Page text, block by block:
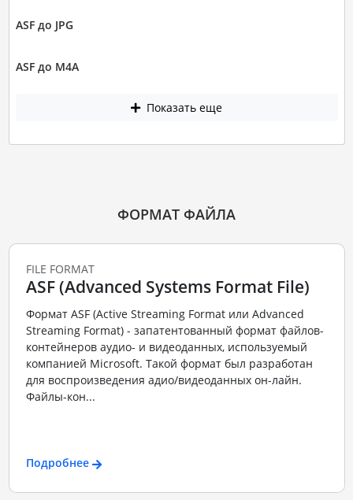
ASF до JPG
ASF до M4A
Показать еще
ФОРМАТ ФАЙЛА
FILE FORMAT
ASF (Advanced Systems Format File)
Формат ASF (Active Streaming Format или Advanced
Streaming Format) - запатентованный формат файлов-
контейнеров аудио- и видеоданных, используемый
компанией Microsoft. Такой формат был разработан
для воспроизведения адио/видеоданных он-лайн.
Файлы-кон...
Подробнее